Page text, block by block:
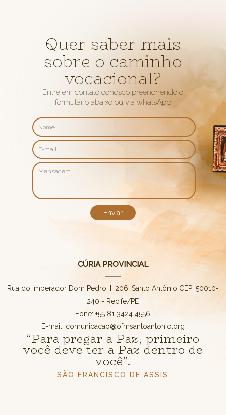
Quer saber mais
sobre o caminho
vocacional?
Entre em contato conosco preenchendo o
formulário abaixo ou via whatsApp
CÚRIA PROVINCIAL
Rua do Imperador Dom Pedro II, 206, Santo Antônio CEP: 50010-
240 - Recife/PE
Fone: +55 81 3424 4556
E-mail: comunicacao@ofmsantoantonio.org
“Para pregar a Paz, primeiro
você deve ter a Paz dentro de
você”.
SÃO FRANCISCO DE ASSIS